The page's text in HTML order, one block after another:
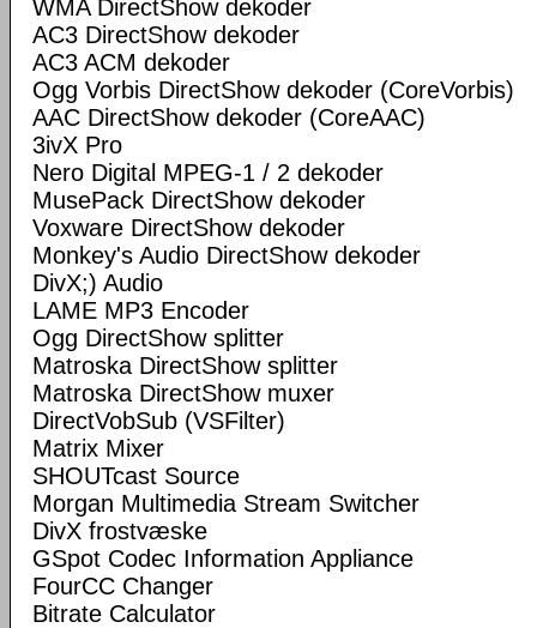
WMA DirectShow dekoder
AC3 DirectShow dekoder
AC3 ACM dekoder
Ogg Vorbis DirectShow dekoder (CoreVorbis)
AAC DirectShow dekoder (CoreAAC)
3ivX Pro
Nero Digital MPEG-1 / 2 dekoder
MusePack DirectShow dekoder
Voxware DirectShow dekoder
Monkey's Audio DirectShow dekoder
DivX;) Audio
LAME MP3 Encoder
Ogg DirectShow splitter
Matroska DirectShow splitter
Matroska DirectShow muxer
DirectVobSub (VSFilter)
Matrix Mixer
SHOUTcast Source
Morgan Multimedia Stream Switcher
DivX frostvæske
GSpot Codec Information Appliance
FourCC Changer
Bitrate Calculator